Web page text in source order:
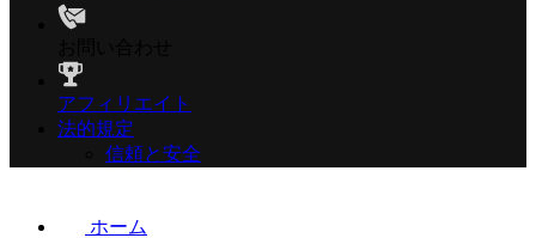
アフィリエイト
法的規定
信頼と安全
ホーム